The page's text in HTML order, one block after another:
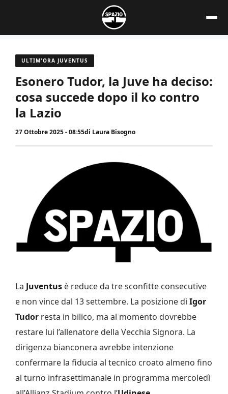
contenuto
ULTIM'ORA JUVENTUS
Esonero Tudor, la Juve ha deciso:
cosa succede dopo il ko contro
la Lazio
27 Ottobre 2025 - 08:55di Laura Bisogno
La Juventus è reduce da tre sconfitte consecutive
e non vince dal 13 settembre. La posizione di Igor
Tudor resta in bilico, ma al momento dovrebbe
restare lui l’allenatore della Vecchia Signora. La
dirigenza bianconera avrebbe intenzione
confermare la fiducia al tecnico croato almeno fino
al turno infrasettimanale in programma mercoledì